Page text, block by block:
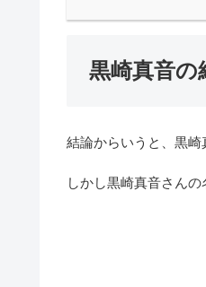
黒崎真音の
結論からいうと、黒崎
しかし黒崎真音さんの